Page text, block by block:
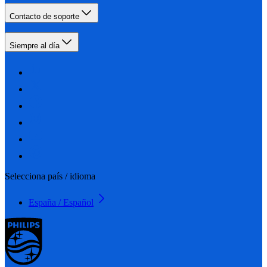
Contacto de soporte
Siempre al día
Selecciona país / idioma
España / Español